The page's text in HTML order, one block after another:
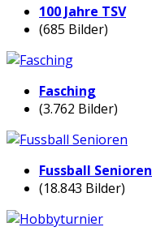
100 Jahre TSV
(685 Bilder)
Fasching
(3.762 Bilder)
Fussball Senioren
(18.843 Bilder)